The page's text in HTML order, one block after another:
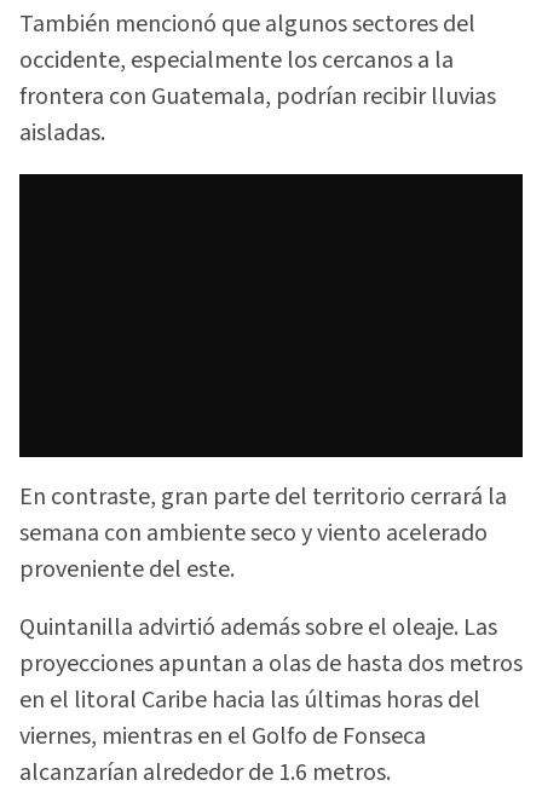
También mencionó que algunos sectores del
occidente, especialmente los cercanos a la
frontera con Guatemala, podrían recibir lluvias
aisladas.
En contraste, gran parte del territorio cerrará la
semana con ambiente seco y viento acelerado
proveniente del este.
Quintanilla advirtió además sobre el oleaje. Las
proyecciones apuntan a olas de hasta dos metros
en el litoral Caribe hacia las últimas horas del
viernes, mientras en el Golfo de Fonseca
alcanzarían alrededor de 1.6 metros.